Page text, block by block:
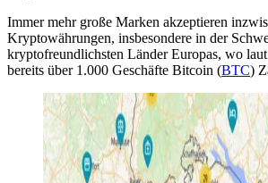
Immer mehr große Marken akzeptieren
Kryptowährungen, insbesondere in der
kryptofreundlichsten Länder Europas, wo
bereits über 1.000 Geschäfte Bitcoin (BTC)